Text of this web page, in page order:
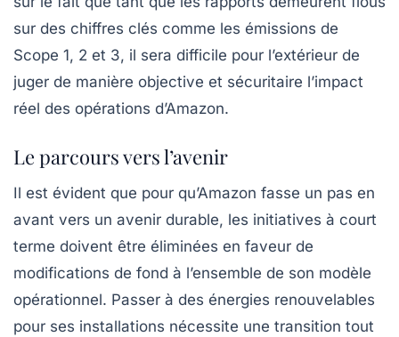
sur des chiffres clés comme les émissions de
Scope 1, 2 et 3, il sera difficile pour l’extérieur de
juger de manière objective et sécuritaire l’impact
réel des opérations d’Amazon.
Le parcours vers l’avenir
Il est évident que pour qu’Amazon fasse un pas en
avant vers un avenir durable, les initiatives à court
terme doivent être éliminées en faveur de
modifications de fond à l’ensemble de son modèle
opérationnel. Passer à des énergies renouvelables
pour ses installations nécessite une transition tout